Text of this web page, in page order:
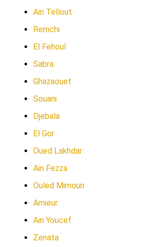
Ain Tellout
Remchi
El Fehoul
Sabra
Ghazaouet
Souani
Djebala
El Gor
Oued Lakhdar
Ain Fezza
Ouled Mimoun
Amieur
Ain Youcef
Zenata